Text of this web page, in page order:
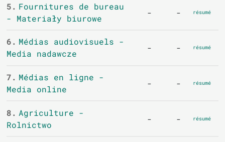
5. Fournitures de bureau
- Materiały biurowe
- - résumé
6. Médias audiovisuels -
Media nadawcze
- - résumé
7. Médias en ligne -
Media online
- - résumé
8. Agriculture -
Rolnictwo
- - résumé